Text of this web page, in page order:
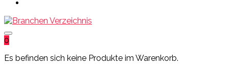
0
Es befinden sich keine Produkte im Warenkorb.